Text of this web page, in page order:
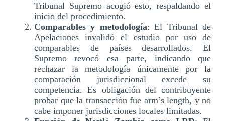
Tribunal Supremo acogió esto, respaldando el
inicio del procedimiento.
Comparables y metodología: El Tribunal de
Apelaciones invalidó el estudio por uso de
comparables de países desarrollados. El
Supremo revocó esa parte, indicando que
rechazar la metodología únicamente por la
comparación jurisdiccional excede su
competencia. Es obligación del contribuyente
probar que la transacción fue arm’s length, y no
cabe imponer jurisdicciones locales limitadas.